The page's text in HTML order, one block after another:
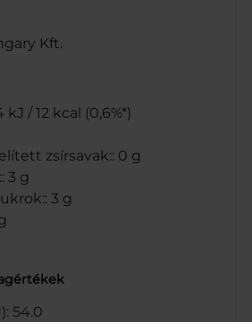
Kft.
kJ / 12 kcal (0,6%*)
zsírsavak:: 0 g
3 g
3 g
54.0